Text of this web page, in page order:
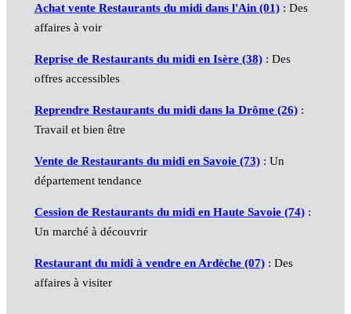
Achat vente Restaurants du midi dans l'Ain (01): Des
affaires à voir
Reprise de Restaurants du midi en Isère (38): Des
offres accessibles
Reprendre Restaurants du midi dans la Drôme (26):
Travail et bien être
Vente de Restaurants du midi en Savoie (73): Un
département tendance
Cession de Restaurants du midi en Haute Savoie (74):
Un marché à découvrir
Restaurant du midi à vendre en Ardèche (07): Des
affaires à visiter